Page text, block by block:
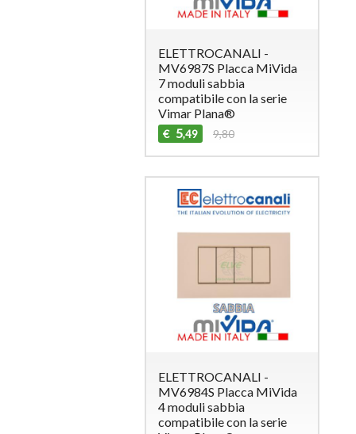
ELETTROCANALI -
MV6987S Placca MiVida
7 moduli sabbia
compatibile con la serie
Vimar Plana®
€ 5,49 9,80
ELETTROCANALI -
MV6984S Placca MiVida
4 moduli sabbia
compatibile con la serie